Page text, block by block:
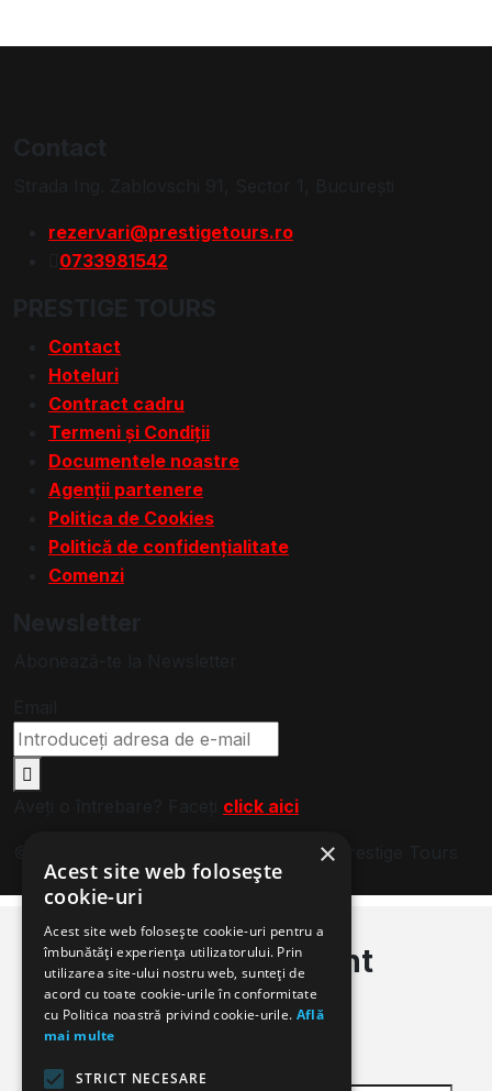
rezervari@prestigetours.ro
0733981542
Contact
Hoteluri
Contract cadru
Termeni și Condiții
Documentele noastre
Agenții partenere
Politica de Cookies
Politică de confidențialitate
Comenzi
click aici
© 2024. Toate drepturile rezervate de Prestige Tours
Login Register
Sign in to your account
Login
Username or email
×
Acest site web folosește
cookie-uri
Acest site web folosește cookie-uri pentru a
îmbunătăți experiența utilizatorului. Prin
utilizarea site-ului nostru web, sunteți de
acord cu toate cookie-urile în conformitate
cu Politica noastră privind cookie-urile. Află
mai multe
STRICT NECESARE